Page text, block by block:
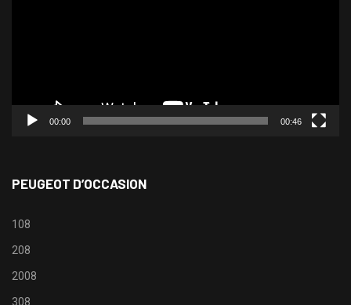
00:00 00:46
PEUGEOT D’OCCASION
108
208
2008
308